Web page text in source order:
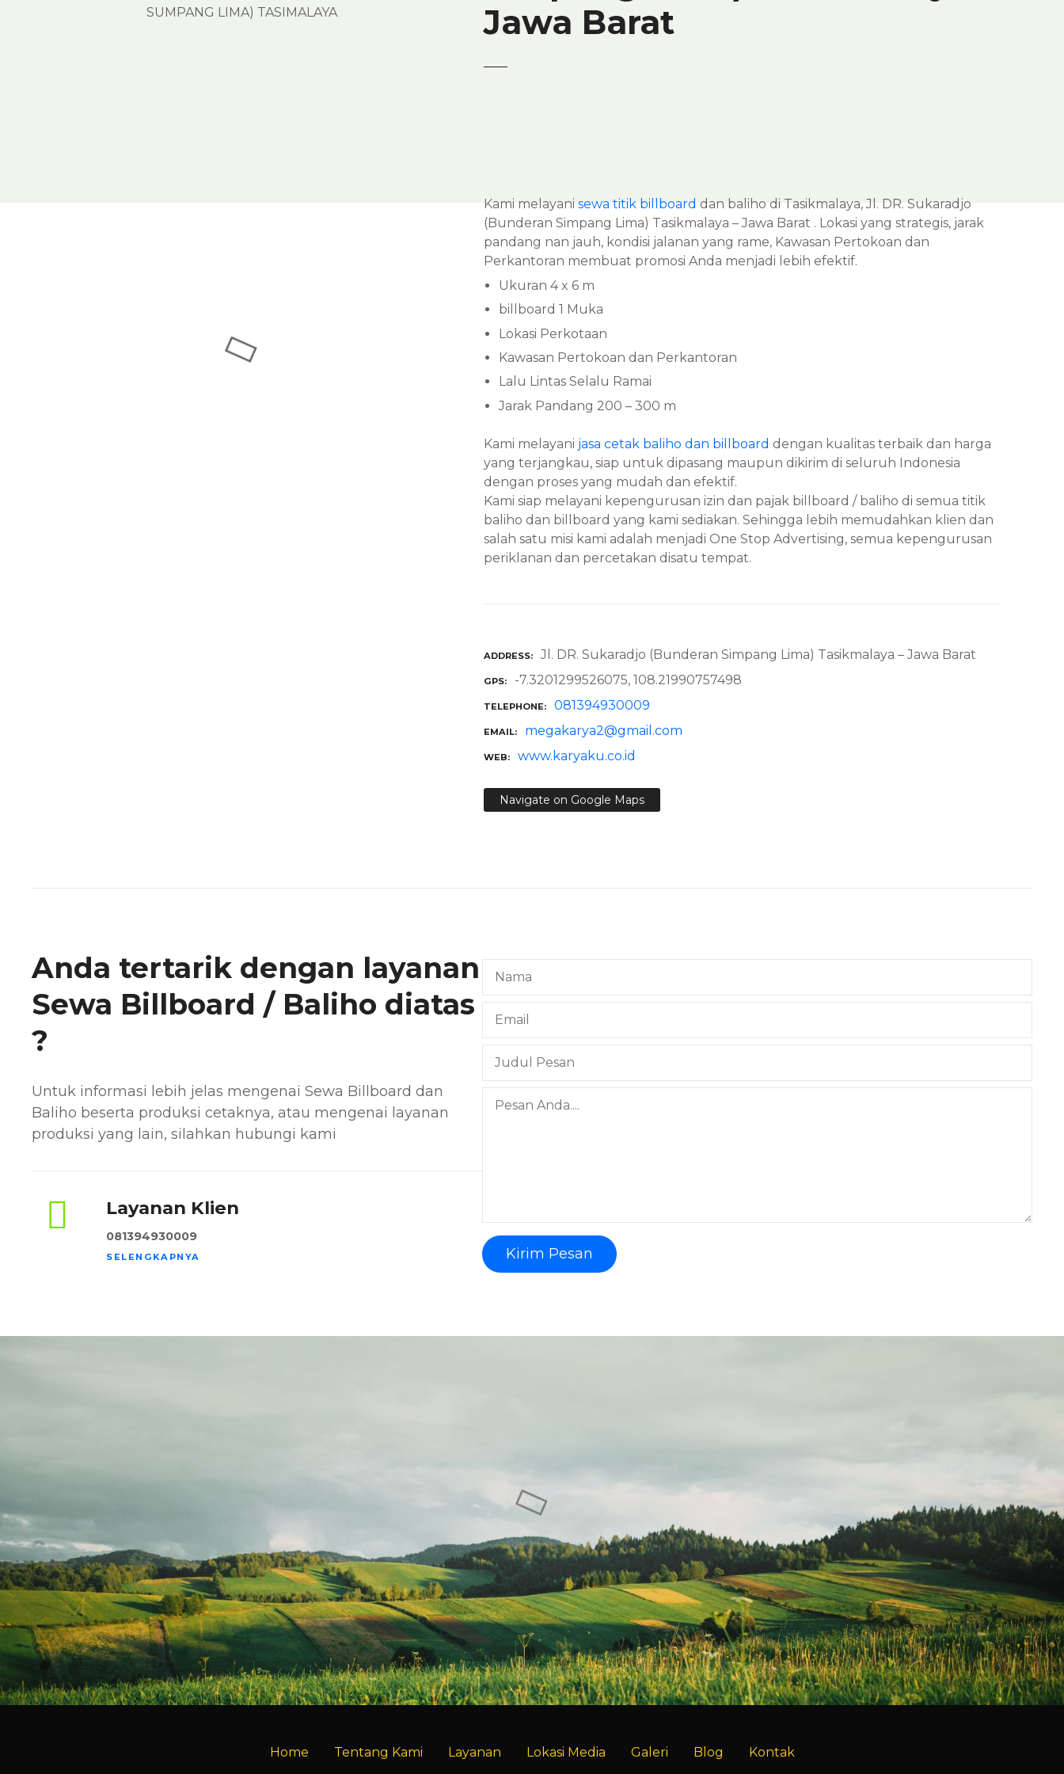
Jawa Barat
Kami melayani sewa titik billboard dan baliho di Tasikmalaya, Jl. DR. Sukaradjo
(Bunderan Simpang Lima) Tasikmalaya – Jawa Barat . Lokasi yang strategis, jarak
pandang nan jauh, kondisi jalanan yang rame, Kawasan Pertokoan dan
Perkantoran membuat promosi Anda menjadi lebih efektif.
Ukuran 4 x 6 m
billboard 1 Muka
Lokasi Perkotaan
Kawasan Pertokoan dan Perkantoran
Lalu Lintas Selalu Ramai
Jarak Pandang 200 – 300 m
Kami melayani jasa cetak baliho dan billboard dengan kualitas terbaik dan harga
yang terjangkau, siap untuk dipasang maupun dikirim di seluruh Indonesia
dengan proses yang mudah dan efektif.
Kami siap melayani kepengurusan izin dan pajak billboard / baliho di semua titik
baliho dan billboard yang kami sediakan. Sehingga lebih memudahkan klien dan
salah satu misi kami adalah menjadi One Stop Advertising, semua kepengurusan
periklanan dan percetakan disatu tempat.
ADDRESS Jl. DR. Sukaradjo (Bunderan Simpang Lima) Tasikmalaya – Jawa Barat
GPS -7.3201299526075, 108.21990757498
TELEPHONE 081394930009
EMAIL megakarya2@gmail.com
WEB www.karyaku.co.id
Navigate on Google Maps
Anda tertarik dengan layanan
Sewa Billboard / Baliho diatas
?
Untuk informasi lebih jelas mengenai Sewa Billboard dan
Baliho beserta produksi cetaknya, atau mengenai layanan
produksi yang lain, silahkan hubungi kami
Layanan Klien
081394930009
SELENGKAPNYA Kirim Pesan
Pekalongan
BALIHO BILLBOARD
Bandara Minang Kabau,
Kab. Padang Pariaman
BALIHO BILLBOARD
Baliho di Bandung, Jl.
Pasirkoja) Bandung
BALIHO BILLBOARD
Sewa Titik Billboard
Lungsir (Taman Kota)
Kota Bandar Lampung
BALIHO BILLBOARD
Home Tentang Kami Layanan Lokasi Media Galeri Blog Kontak